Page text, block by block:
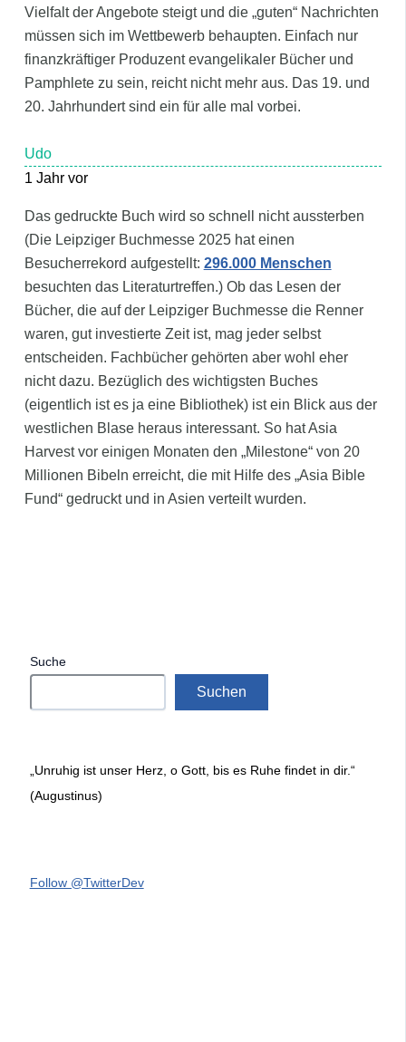
Vielfalt der Angebote steigt und die „guten“ Nachrichten
müssen sich im Wettbewerb behaupten. Einfach nur
finanzkräftiger Produzent evangelikaler Bücher und
Pamphlete zu sein, reicht nicht mehr aus. Das 19. und
20. Jahrhundert sind ein für alle mal vorbei.
Udo
1 Jahr vor
Das gedruckte Buch wird so schnell nicht aussterben
(Die Leipziger Buchmesse 2025 hat einen
Besucherrekord aufgestellt: 296.000 Menschen
besuchten das Literaturtreffen.) Ob das Lesen der
Bücher, die auf der Leipziger Buchmesse die Renner
waren, gut investierte Zeit ist, mag jeder selbst
entscheiden. Fachbücher gehörten aber wohl eher
nicht dazu. Bezüglich des wichtigsten Buches
(eigentlich ist es ja eine Bibliothek) ist ein Blick aus der
westlichen Blase heraus interessant. So hat Asia
Harvest vor einigen Monaten den „Milestone“ von 20
Millionen Bibeln erreicht, die mit Hilfe des „Asia Bible
Fund“ gedruckt und in Asien verteilt wurden.
Suche
Suchen
„Unruhig ist unser Herz, o Gott, bis es Ruhe findet in dir.“
(Augustinus)
Follow @TwitterDev